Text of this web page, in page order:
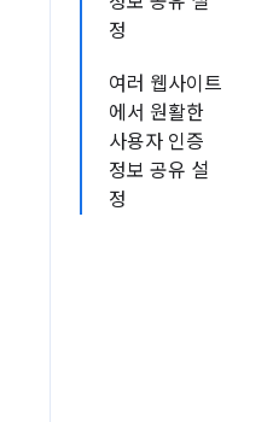
정
여러 웹사이트
에서 원활한
사용자 인증
정보 공유 설
정